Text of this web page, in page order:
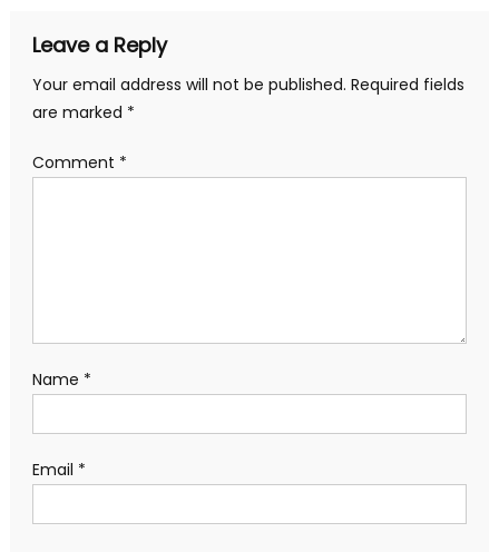
Leave a Reply
Your email address will not be published. Required fields
are marked *
Comment *
Name *
Email *